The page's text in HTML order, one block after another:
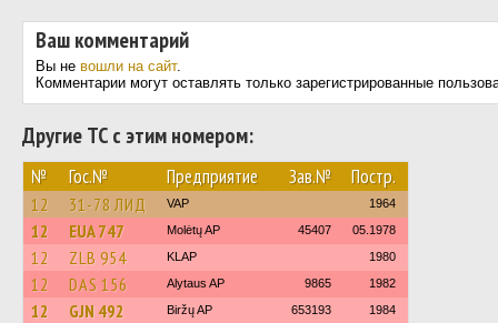
Ваш комментарий
Вы не вошли на сайт.
Комментарии могут оставлять только зарегистрированные
Другие ТС с этим номером:
№ Гос.№ Предприятие Зав.№ Постр.
12 31-78 ЛИД VAP 1964
12 EUA 747 Molėtų AP 45407 05.1978
12 ZLB 954 KLAP 1980
12 DAS 156 Alytaus AP 9865 1982
12 GJN 492 Biržų AP 653193 1984